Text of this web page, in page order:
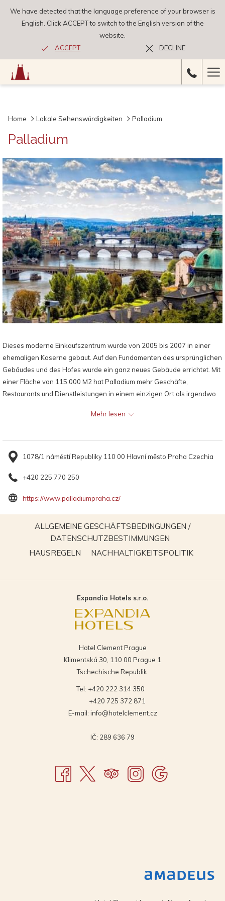
We have detected that the language preference of your browser is
English. Click ACCEPT to switch to the English version of the
website.
ACCEPT
DECLINE
Home Lokale Sehenswürdigkeiten Palladium
Palladium
Dieses moderne Einkaufszentrum wurde von 2005 bis 2007 in einer
ehemaligen Kaserne gebaut. Auf den Fundamenten des ursprünglichen
Gebäudes und des Hofes wurde ein ganz neues Gebäude errichtet. Mit
einer Fläche von 115.000 M2 hat Palladium mehr Geschäfte,
Restaurants und Dienstleistungen in einem einzigen Ort als irgendwo
Haus das größte Parkhaus in der Innenstadt.
Mehr lesen
1078/1 náměstí Republiky 110 00 Hlavní město Praha Czechia
+420 225 770 250
https://www.palladiumpraha.cz/Öffnet
im
neuen
ALLGEMEINE GESCHÄFTSBEDINGUNGEN /
DATENSCHUTZBESTIMMUNGEN
SICH
HAUSREGELN ÖFFNET
FENSTER
NACHHALTIGKEITSPOLITIKÖFFNET
Expandia Hotels s.r.o.
Hotel Clement Prague
Klimentská 30, 110 00 Prague 1
Tschechische Republik
Tel: +420 222 314 350
+420 725 372 871
E-mail: info@hotelclement.cz
IČ: 289 636 79